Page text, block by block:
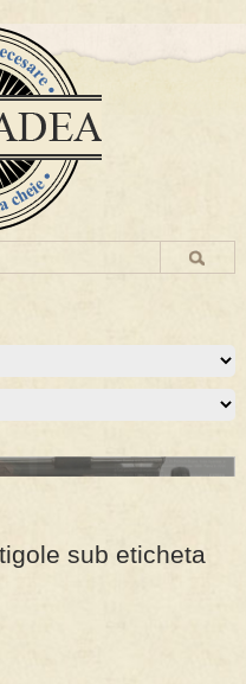
în costume, cu gulere albe
despre controversatele
sub eticheta